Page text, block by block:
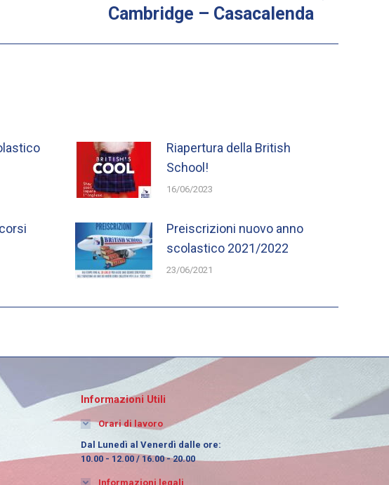
Cambridge – Casacalenda
Riapertura della British
School!
16/06/2023
Preiscrizioni nuovo anno
scolastico 2021/2022
23/06/2021
Informazioni Utili
Orari di lavoro
Dal Lunedì al Venerdì dalle ore:
10.00 - 12.00 / 16.00 - 20.00
Informazioni legali